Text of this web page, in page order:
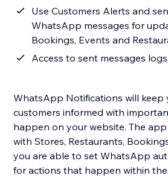
Use Customers Alerts and
WhatsApp messages for
Bookings, Events and
Access to sent messages
WhatsApp Notifications will keep
customers informed with
happen on your website. The
with Stores, Restaurants,
you are able to set WhatsApp
for actions that happen within